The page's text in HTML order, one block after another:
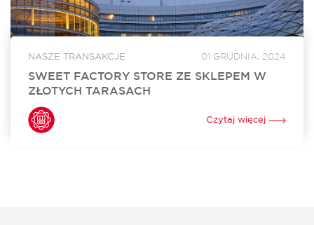
NASZE TRANSAKCJE 01 GRUDNIA, 2024
SWEET FACTORY STORE ZE SKLEPEM W
ZŁOTYCH TARASACH
Sweet Factory Store otworzył swój sklep w Złotych
Tarasach. To już 24. w Polsce i 3. w Warszawie stacjonarny
punkt sprzedaży tej niezwykle popularnej marki oferującej
Czytaj więcej